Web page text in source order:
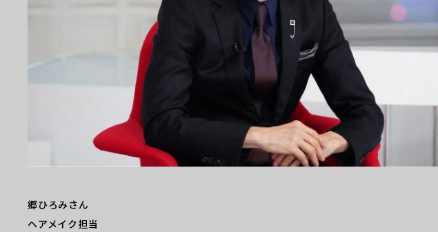
郷ひろみさん
ヘアメイク担当